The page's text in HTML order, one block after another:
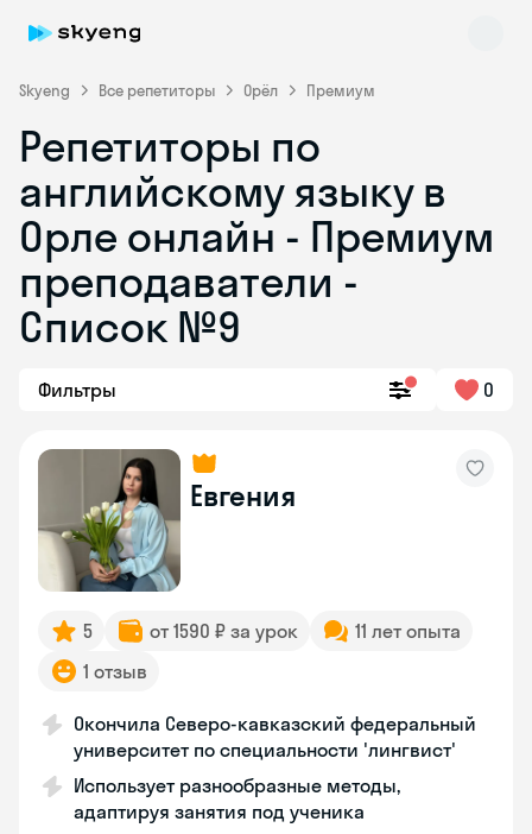
Skyeng Все репетиторы Орёл Премиум
Репетиторы по
английскому языку в
Орле онлайн - Премиум
преподаватели -
Список №9
Фильтры 0
Евгения
5 от 1590 ₽ за урок
11 лет опыта
1 отзыв
Окончила Северо-кавказский федеральный
университет по специальности 'лингвист'
Использует разнообразные методы,
адаптируя занятия под ученика
Skyeng Chat
online